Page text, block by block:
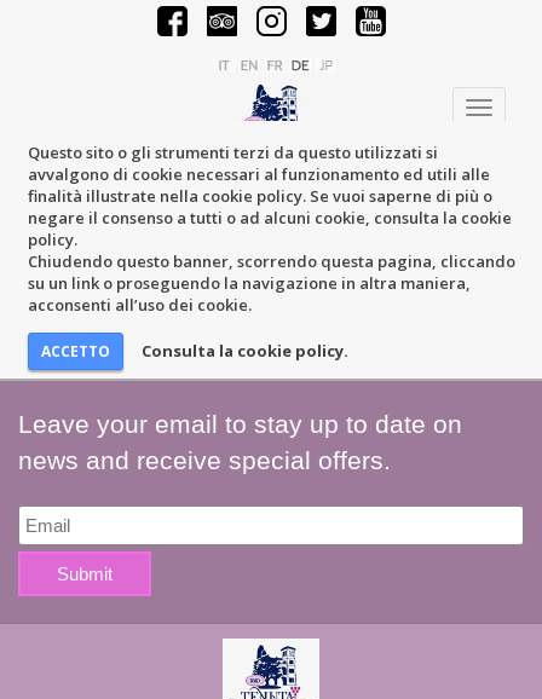
Questo sito o gli strumenti terzi da questo utilizzati si
avvalgono di cookie necessari al funzionamento ed utili alle
finalità illustrate nella cookie policy. Se vuoi saperne di più o
negare il consenso a tutti o ad alcuni cookie, consulta la cookie
policy.
Chiudendo questo banner, scorrendo questa pagina, cliccando
su un link o proseguendo la navigazione in altra maniera,
acconsenti all’uso dei cookie.
Consulta la cookie policy.
Toggle
Leave your email to stay up to date on
news and receive special offers.